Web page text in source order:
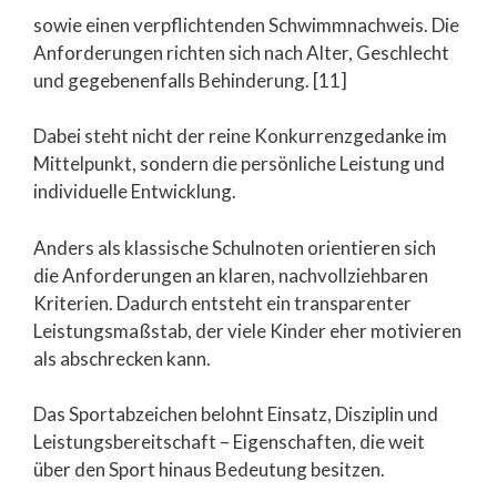
sowie einen verpflichtenden Schwimmnachweis. Die
Anforderungen richten sich nach Alter, Geschlecht
und gegebenenfalls Behinderung. [11]
Dabei steht nicht der reine Konkurrenzgedanke im
Mittelpunkt, sondern die persönliche Leistung und
individuelle Entwicklung.
Anders als klassische Schulnoten orientieren sich
die Anforderungen an klaren, nachvollziehbaren
Kriterien. Dadurch entsteht ein transparenter
Leistungsmaßstab, der viele Kinder eher motivieren
als abschrecken kann.
Das Sportabzeichen belohnt Einsatz, Disziplin und
Leistungsbereitschaft – Eigenschaften, die weit
über den Sport hinaus Bedeutung besitzen.